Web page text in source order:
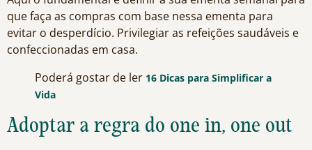
que faça as compras com base nessa ementa para
evitar o desperdício. Privilegiar as refeições saudáveis e
confeccionadas em casa.
Poderá gostar de ler 16 Dicas para Simplificar a
Vida
Adoptar a regra do one in, one out